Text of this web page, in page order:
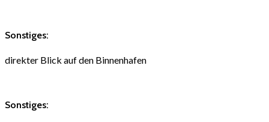
Sonstiges:
direkter Blick auf den Binnenhafen
Sonstiges: